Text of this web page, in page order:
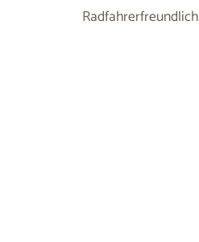
Radfahrerfreundlich